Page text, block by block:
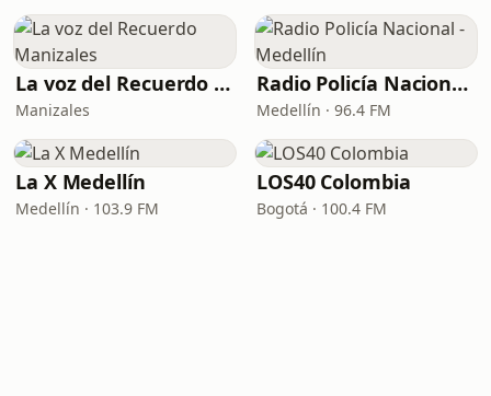
La voz del Recuerdo Manizales
Manizales
Radio Policía Nacional - Medellín
Medellín · 96.4 FM
La X Medellín
Medellín · 103.9 FM
LOS40 Colombia
Bogotá · 100.4 FM